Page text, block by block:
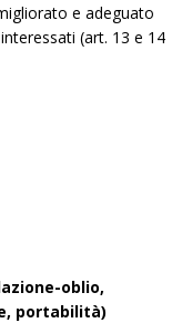
e adeguato
(art. 13 e 14
oblio,
portabilità)